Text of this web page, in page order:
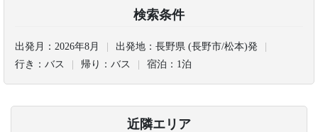
検索条件
出発月： 2026年8月 出発地： 長野県 (長野市/松本)発
行き： バス 帰り： バス 宿泊： 1泊
近隣エリア